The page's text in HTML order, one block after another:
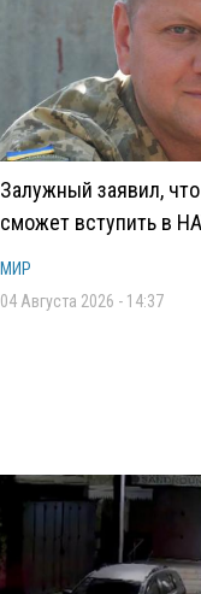
Залужный заявил,
сможет вступить в
МИР
04 Августа 2026 - 14:37